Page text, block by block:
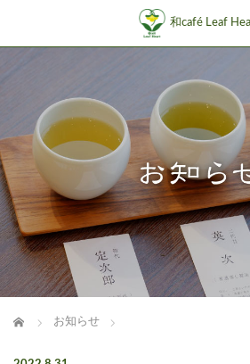
和café Leaf
ホーム お知らせ